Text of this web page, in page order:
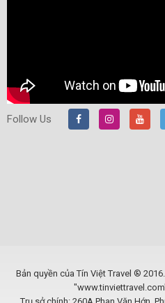
Follow Us
Bản quyền của Tín Việt Travel ®